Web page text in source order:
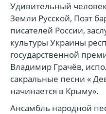
Удивительный
Земли Русской, Поэт
писателей России,
культуры Украины
государственной
Владимир Грачёв,
сакральные песни «
начинается в Крыму».
Ансамбль народной